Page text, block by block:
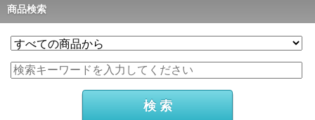
商品検索